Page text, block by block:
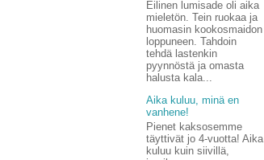
Eilinen lumisade oli aika
mieletön. Tein ruokaa ja
huomasin kookosmaidon
loppuneen. Tahdoin
tehdä lastenkin
pyynnöstä ja omasta
halusta kala...
Aika kuluu, minä en
vanhene!
Pienet kaksosemme
täyttivät jo 4-vuotta! Aika
kuluu kuin siivillä,